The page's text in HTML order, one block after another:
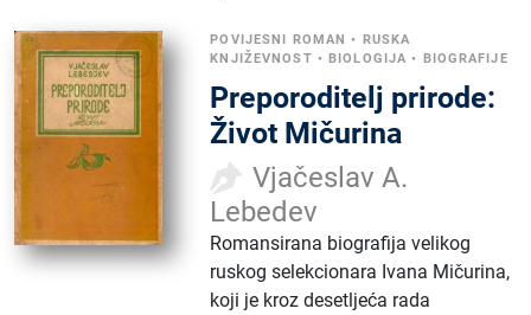
POVIJESNI ROMAN • RUSKA
KNJIŽEVNOST •BIOLOGIJA • BIOGRAFIJE
Preporoditelj prirode:
Život Mičurina
Vjačeslav A.
Lebedev
Romansirana biografija velikog
ruskog selekcionara Ivana Mičurina,
koji je kroz desetljeća rada